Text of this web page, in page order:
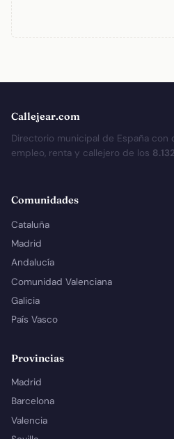
Callejear.com
Directorio municipal de España con
empleo, renta y callejero de los
Comunidades
Cataluña
Madrid
Andalucía
Comunidad Valenciana
Galicia
País Vasco
Provincias
Madrid
Barcelona
Valencia